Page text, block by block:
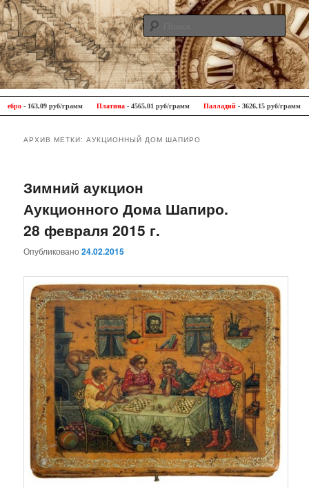
Antique Trip
Главное меню
Перейти к основному содержимому
Перейти к дополнительному содержимому
- 163,09 руб/грамм Платина- 4565,01 руб/грамм Палладий- 3626,15 руб/грамм
АРХИВ МЕТКИ:АУКЦИОННЫЙ ДОМ ШАПИРО
Зимний аукцион
Аукционного Дома Шапиро.
28 февраля 2015 г.
Опубликовано24.02.2015